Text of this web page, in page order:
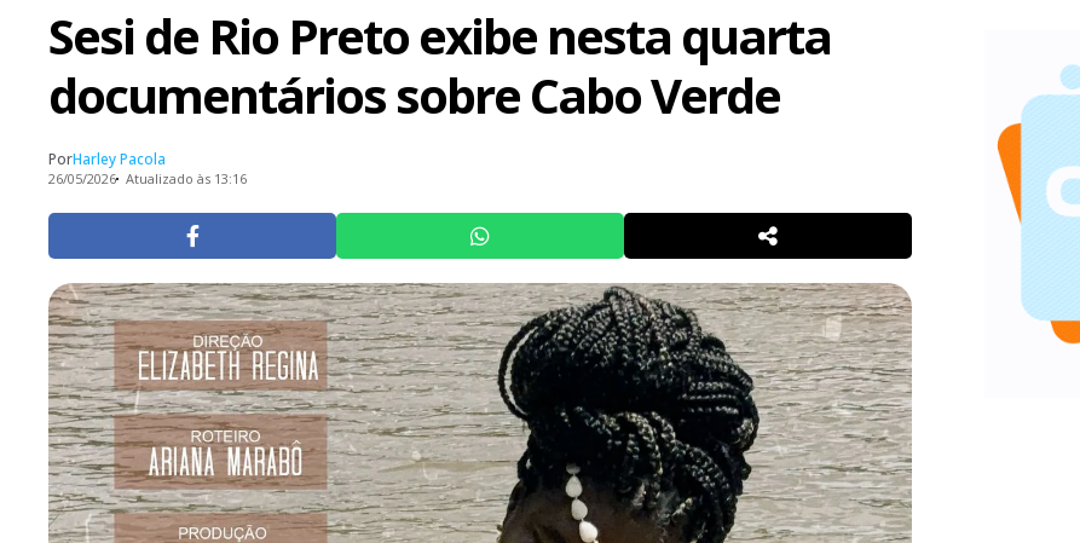
Sesi de Rio Preto exibe nesta quarta
documentários sobre Cabo Verde
PorHarley Pacola
26/05/2026 Atualizado às 13:16